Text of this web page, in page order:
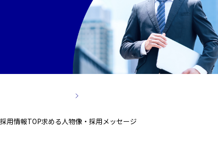
CAREER
採用情報TOP求める人物像・採用メッセージ